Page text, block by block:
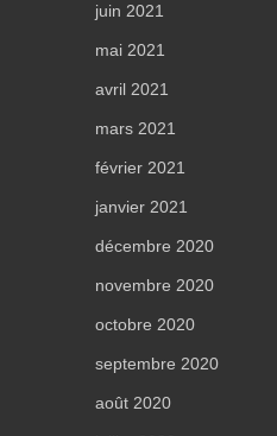
juin 2021
mai 2021
avril 2021
mars 2021
février 2021
janvier 2021
décembre 2020
novembre 2020
octobre 2020
septembre 2020
août 2020